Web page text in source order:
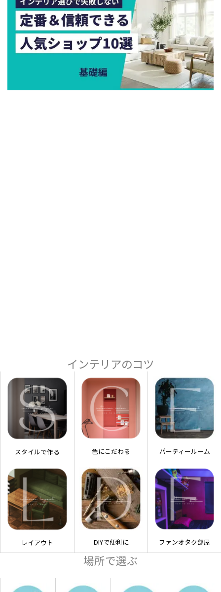
インテリアのコツ
スタイルで作る 色にこだわる パーティールーム
レイアウト DIYで便利に ファンオタク部屋
場所で選ぶ